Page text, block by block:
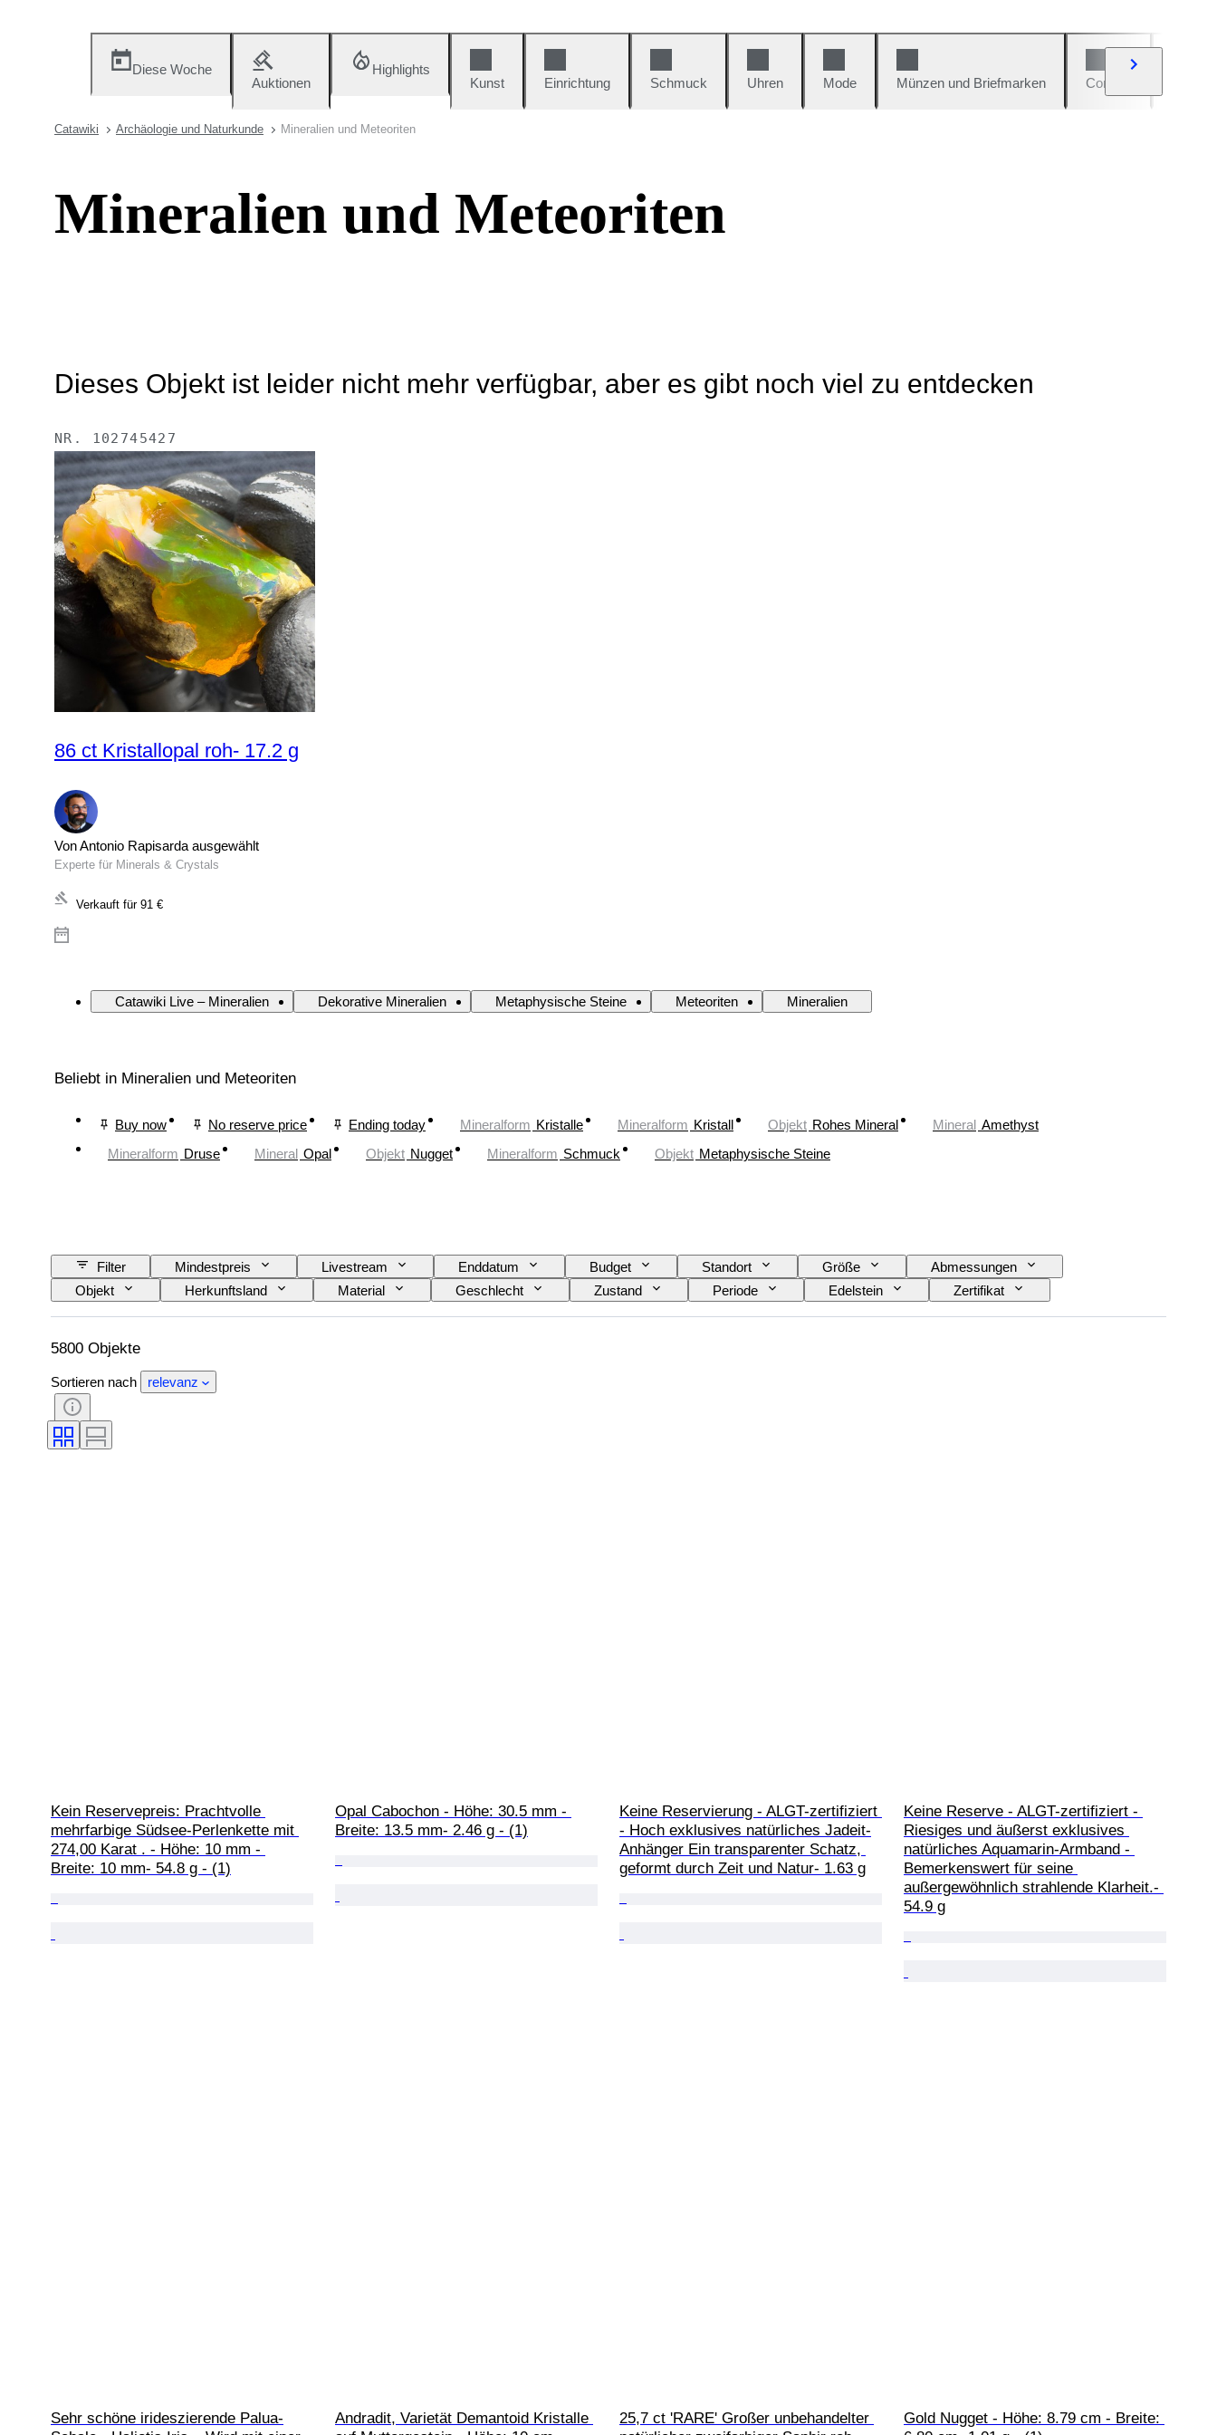
Diese Woche
Auktionen
Highlights
Kunst
Einrichtung Schmuck Uhren Mode Münzen und Briefmarken Comics
Catawiki Archäologie und Naturkunde Mineralien und Meteoriten
Mineralien und Meteoriten
Dieses Objekt ist leider nicht mehr verfügbar, aber es gibt noch viel zu entdecken
NR. 102745427
86 ct Kristallopal roh- 17.2 g
Von Antonio Rapisarda ausgewählt
Experte für Minerals & Crystals
Verkauft für 91 €
Catawiki Live – Mineralien Dekorative Mineralien Metaphysische Steine Meteoriten Mineralien
Beliebt in Mineralien und Meteoriten
Buy now No reserve price Ending today Mineralform Kristalle Mineralform Kristall Objekt Rohes Mineral Mineral Amethyst
Mineralform Druse Mineral Opal Objekt Nugget Mineralform Schmuck Objekt Metaphysische Steine
Filter Mindestpreis Livestream Enddatum Budget Standort Größe
Abmessungen
Objekt
Herkunftsland Material Geschlecht Zustand Periode Edelstein
Zertifikat
Unterschrift
Farbe Schliff Exakte Farbe Mineral Mineralform Behandlung
Original/Nachbau
5800 Objekte
Sortieren nach relevanz
Kein Reservepreis: Prachtvolle
mehrfarbige Südsee-Perlenkette mit
274,00 Karat . - Höhe: 10 mm -
Breite: 10 mm- 54.8 g - (1)
Opal Cabochon - Höhe: 30.5 mm -
Breite: 13.5 mm- 2.46 g - (1)
Keine Reservierung - ALGT-zertifiziert
- Hoch exklusives natürliches Jadeit-
Anhänger Ein transparenter Schatz,
geformt durch Zeit und Natur- 1.63 g
Keine Reserve - ALGT-zertifiziert -
Riesiges und äußerst exklusives
natürliches Aquamarin-Armband -
Bemerkenswert für seine
außergewöhnlich strahlende Klarheit.-
54.9 g
Sehr schöne irideszierende Palua-
Andradit, Varietät Demantoid Kristalle
25,7 ct 'RARE' Großer unbehandelter
Gold Nugget - Höhe: 8.79 cm - Breite: